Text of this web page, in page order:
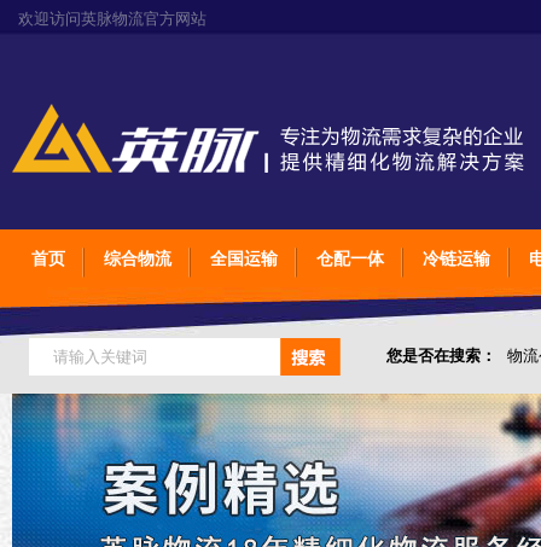
欢迎访问英脉物流官方网站
首页 综合物流 全国运输 仓配一体 冷链运输
您是否在搜索： 物
仓储综合专业定制物